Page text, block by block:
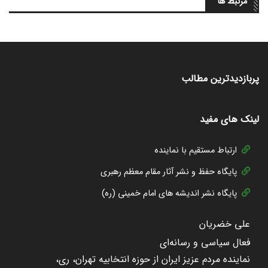
لینک های مفید
ارتباط مستقیم با نماینده
پایگاه حفظ و نشر آثار مقام معظم رهبری
پایگاه نشر اندیشه های امام خمینی (ره)
پربازدیدترین مطالب
علی خضریان
فعال سیاسی و رسانه‌ای
نماینده مردم عزیز ایران از حوزه انتخابیه تهران، ری،